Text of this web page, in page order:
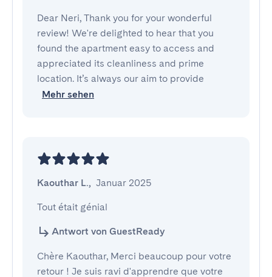
Dear Neri, Thank you for your wonderful
review! We're delighted to hear that you
found the apartment easy to access and
appreciated its cleanliness and prime
location. It’s always our aim to provide
Mehr sehen
Kaouthar L., Januar 2025
Tout était génial
Antwort von GuestReady
Chère Kaouthar, Merci beaucoup pour votre
retour ! Je suis ravi d'apprendre que votre